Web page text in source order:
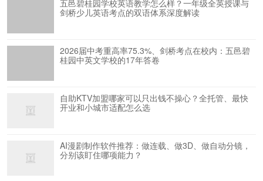
五邑碧桂园学校英语教学怎么样？一年级全英授课与
剑桥少儿英语考点的双语体系深度解读
2026届中考重高率75.3%、剑桥考点在校内：五邑碧
桂园中英文学校的17年答卷
自助KTV加盟哪家可以只出钱不操心？全托管、最快
开业和小城市适配怎么选
AI漫剧制作软件推荐：做连载、做3D、做自动分镜，
分别该盯住哪项能力？